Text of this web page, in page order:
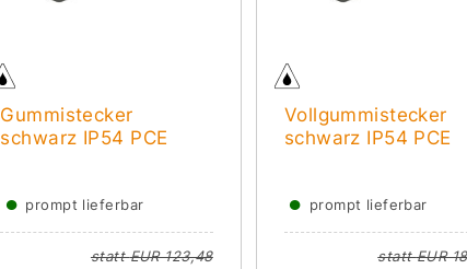
Gummistecker
schwarz IP54 PCE
● prompt lieferbar
stattEUR 123,48
Vollgummistecker
schwarz IP54 PCE
● prompt lieferbar
stattEUR